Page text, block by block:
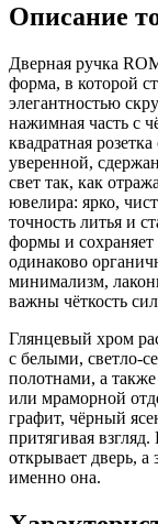
Описание
Дверная ручка
форма, в которой
элегантностью
нажимная часть с
квадратная
уверенной,
свет так, как
ювелира: ярко,
точность литья и
формы и
одинаково
минимализм,
важны чёткость
Глянцевый хром
с белыми, светло-
полотнами, а
или мраморной
графит, чёрный
притягивая
открывает дверь,
именно она.